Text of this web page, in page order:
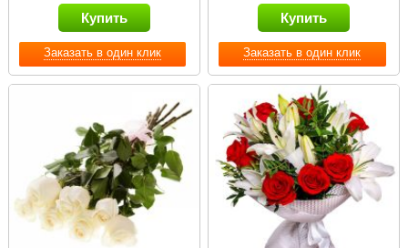
Заказать в один клик
Купить
Заказать в один клик
Купить